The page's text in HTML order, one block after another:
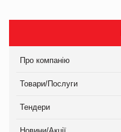
Про компанію
Товари/Послуги
Тендери